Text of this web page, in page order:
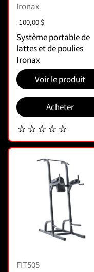
Ironax
Prix :
100,00 $
Système portable de
lattes et de poulies
Ironax
Voir le produit
Acheter
FIT505